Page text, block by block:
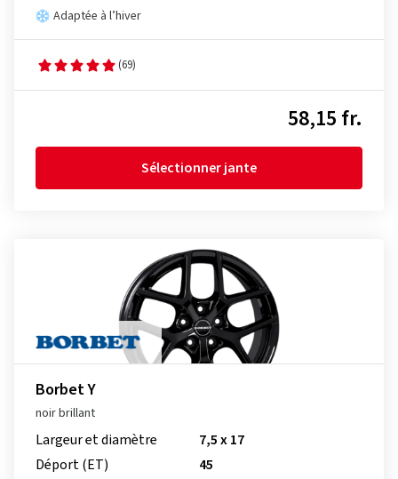
Adaptée à l’hiver
(69)
58,15 fr.
Sélectionner jante
Borbet Y
noir brillant
Largeur et diamètre
7,5 x 17
Déport (ET)
45